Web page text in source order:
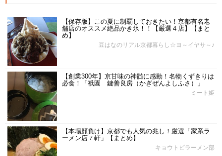
【保存版】この夏に制覇しておきたい！京都有名老
舗店のオススメ絶品かき氷！！【厳選４店】【まと
め】
豆はなのリアル京都暮らし☆ヨ～イヤサ～♪
【創業300年】京甘味の神髄に感動！名物くずきりは
必食！「祇園 鍵善良房（かぎぜんよしふさ）」
ミート姫
【本場顔負け】京都でも人気の兆し！厳選「家系ラ
ーメン店７軒」【まとめ】
キョウトピラーメン部